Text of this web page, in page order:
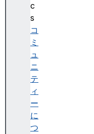
c
s
コ
ミ
ュ
ニ
テ
ィ
ー
に
つ